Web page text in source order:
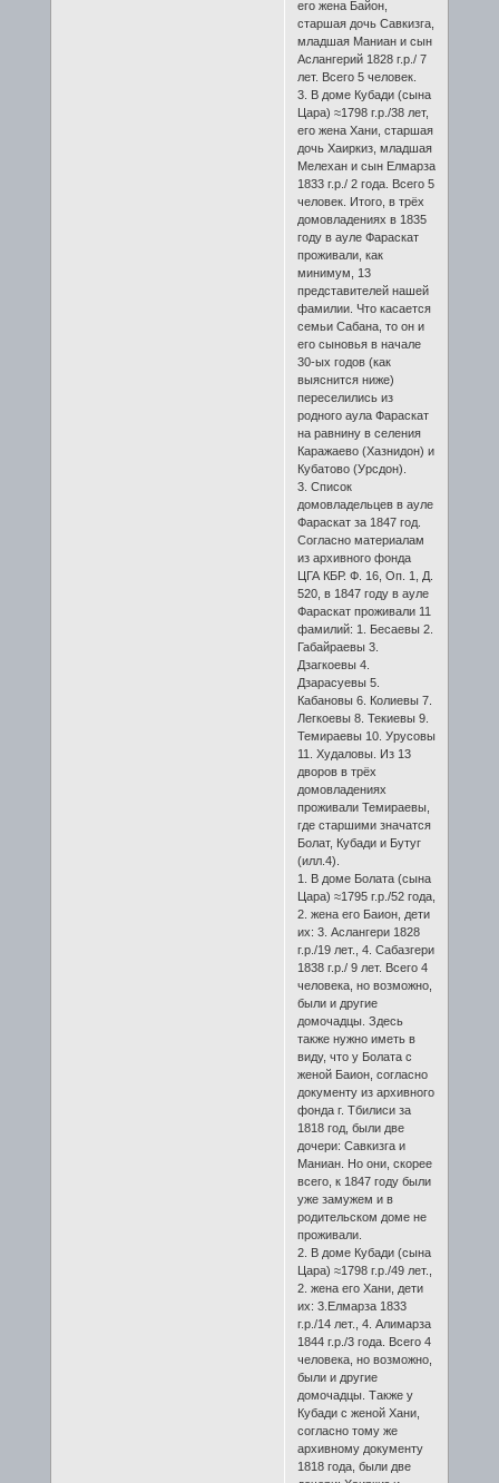
его жена Байон,
старшая дочь Савкизга,
младшая Маниан и сын
Аслангерий 1828 г.р./ 7
лет. Всего 5 человек.
3. В доме Кубади (сына
Цара) ≈1798 г.р./38 лет,
его жена Хани, старшая
дочь Хаиркиз, младшая
Мелехан и сын Елмарза
1833 г.р./ 2 года. Всего 5
человек. Итого, в трёх
домовладениях в 1835
году в ауле Фараскат
проживали, как
минимум, 13
представителей нашей
фамилии. Что касается
семьи Сабана, то он и
его сыновья в начале
30-ых годов (как
выяснится ниже)
переселились из
родного аула Фараскат
на равнину в селения
Каражаево (Хазнидон) и
Кубатово (Урсдон).
3. Список
домовладельцев в ауле
Фараскат за 1847 год.
Согласно материалам
из архивного фонда
ЦГА КБР. Ф. 16, Оп. 1, Д.
520, в 1847 году в ауле
Фараскат проживали 11
фамилий: 1. Бесаевы 2.
Габайраевы 3.
Дзагкоевы 4.
Дзарасуевы 5.
Кабановы 6. Колиевы 7.
Легкоевы 8. Текиевы 9.
Темираевы 10. Урусовы
11. Худаловы. Из 13
дворов в трёх
домовладениях
проживали Темираевы,
где старшими значатся
Болат, Кубади и Бутуг
(илл.4).
1. В доме Болата (сына
Цара) ≈1795 г.р./52 года,
2. жена его Баион, дети
их: 3. Аслангери 1828
г.р./19 лет., 4. Сабазгери
1838 г.р./ 9 лет. Всего 4
человека, но возможно,
были и другие
домочадцы. Здесь
также нужно иметь в
виду, что у Болата с
женой Баион, согласно
документу из архивного
фонда г. Тбилиси за
1818 год, были две
дочери: Савкизга и
Маниан. Но они, скорее
всего, к 1847 году были
уже замужем и в
родительском доме не
проживали.
2. В доме Кубади (сына
Цара) ≈1798 г.р./49 лет.,
2. жена его Хани, дети
их: 3.Елмарза 1833
г.р./14 лет., 4. Алимарза
1844 г.р./3 года. Всего 4
человека, но возможно,
были и другие
домочадцы. Также у
Кубади с женой Хани,
согласно тому же
архивному документу
1818 года, были две